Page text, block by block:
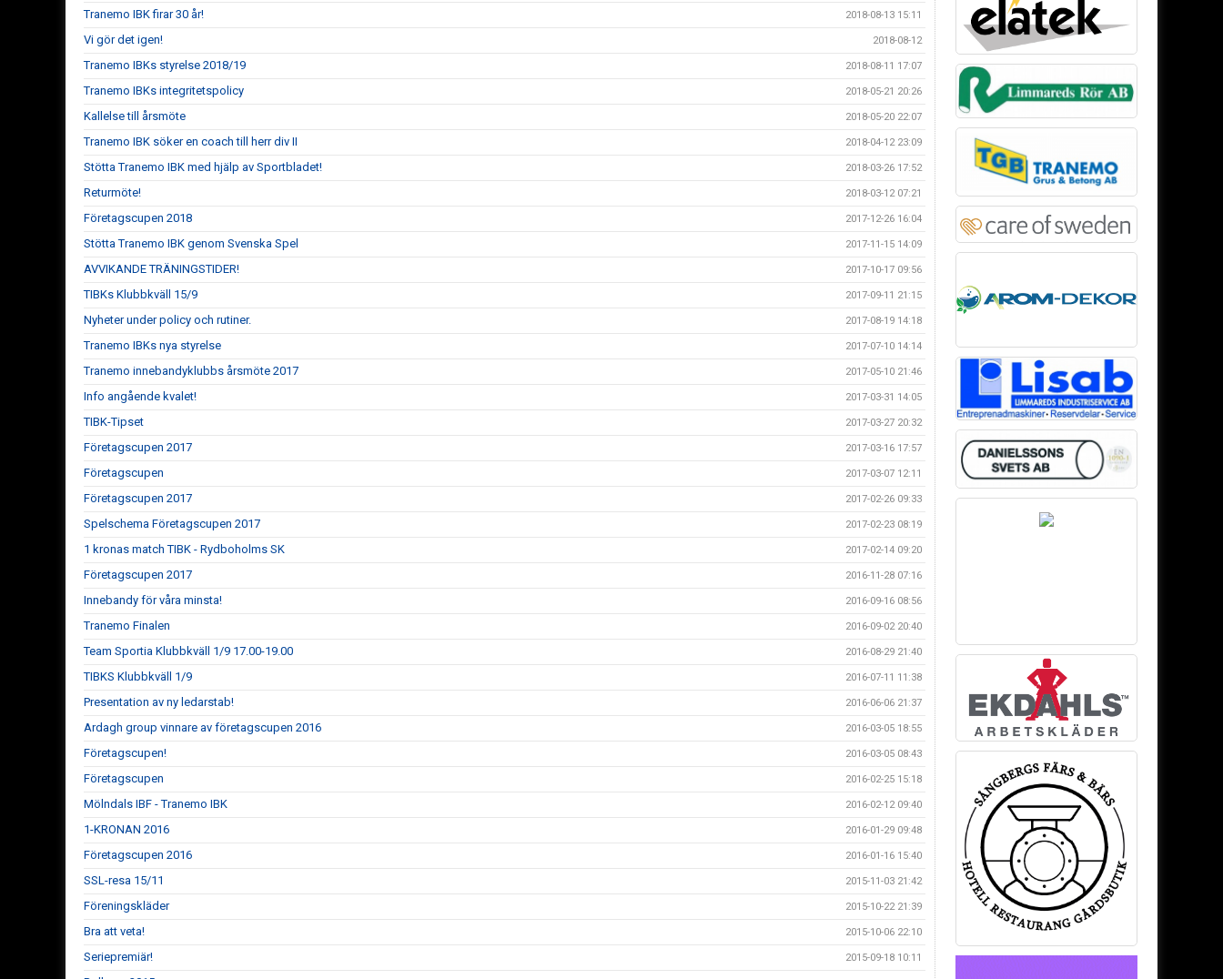
Tranemo IBK firar 30 år! 2018-08-13 15:11
Vi gör det igen! 2018-08-12
Tranemo IBKs styrelse 2018/19 2018-08-11 17:07
Tranemo IBKs integritetspolicy 2018-05-21 20:26
Kallelse till årsmöte 2018-05-20 22:07
Tranemo IBK söker en coach till herr div II 2018-04-12 23:09
Stötta Tranemo IBK med hjälp av Sportbladet! 2018-03-26 17:52
Returmöte! 2018-03-12 07:21
Företagscupen 2018 2017-12-26 16:04
Stötta Tranemo IBK genom Svenska Spel 2017-11-15 14:09
AVVIKANDE TRÄNINGSTIDER! 2017-10-17 09:56
TIBKs Klubbkväll 15/9 2017-09-11 21:15
Nyheter under policy och rutiner. 2017-08-19 14:18
Tranemo IBKs nya styrelse 2017-07-10 14:14
Tranemo innebandyklubbs årsmöte 2017 2017-05-10 21:46
Info angående kvalet! 2017-03-31 14:05
TIBK-Tipset 2017-03-27 20:32
Företagscupen 2017 2017-03-16 17:57
Företagscupen 2017-03-07 12:11
Företagscupen 2017 2017-02-26 09:33
Spelschema Företagscupen 2017 2017-02-23 08:19
1 kronas match TIBK - Rydboholms SK 2017-02-14 09:20
Företagscupen 2017 2016-11-28 07:16
Innebandy för våra minsta! 2016-09-16 08:56
Tranemo Finalen 2016-09-02 20:40
Team Sportia Klubbkväll 1/9 17.00-19.00 2016-08-29 21:40
TIBKS Klubbkväll 1/9 2016-07-11 11:38
Presentation av ny ledarstab! 2016-06-06 21:37
Ardagh group vinnare av företagscupen 2016 2016-03-05 18:55
Företagscupen! 2016-03-05 08:43
Företagscupen 2016-02-25 15:18
Mölndals IBF - Tranemo IBK 2016-02-12 09:40
1-KRONAN 2016 2016-01-29 09:48
Företagscupen 2016 2016-01-16 15:40
SSL-resa 15/11 2015-11-03 21:42
Föreningskläder 2015-10-22 21:39
Bra att veta! 2015-10-06 22:10
Seriepremiär! 2015-09-18 10:11